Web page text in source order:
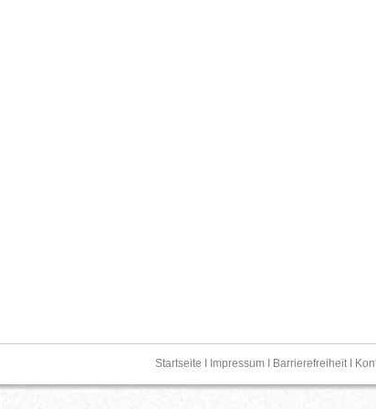
Startseite Impressum BarrierefreiheitI